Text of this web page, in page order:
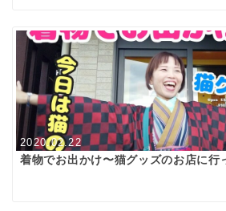
2020.02.22
着物でお出かけ〜猫グッズのお店に行